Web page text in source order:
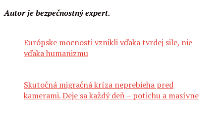
Autor je bezpečnostný expert.
Európske mocnosti vznikli vďaka tvrdej sile, nie
vďaka humanizmu
Skutočná migračná kríza neprebieha pred
kamerami. Deje sa každý deň – potichu a masívne